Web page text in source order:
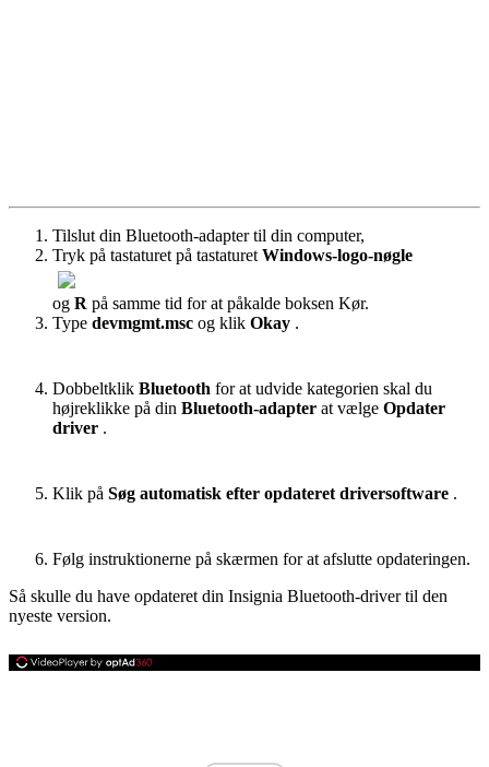
Tilslut din Bluetooth-adapter til din computer,
Tryk på tastaturet på tastaturet Windows-logo-nøgle
og R på samme tid for at påkalde boksen Kør.
Type devmgmt.msc og klik Okay .
Dobbeltklik Bluetooth for at udvide kategorien skal du
højreklikke på din Bluetooth-adapter at vælge Opdater
driver .
Klik på Søg automatisk efter opdateret driversoftware .
Følg instruktionerne på skærmen for at afslutte opdateringen.
Så skulle du have opdateret din Insignia Bluetooth-driver til den
nyeste version.